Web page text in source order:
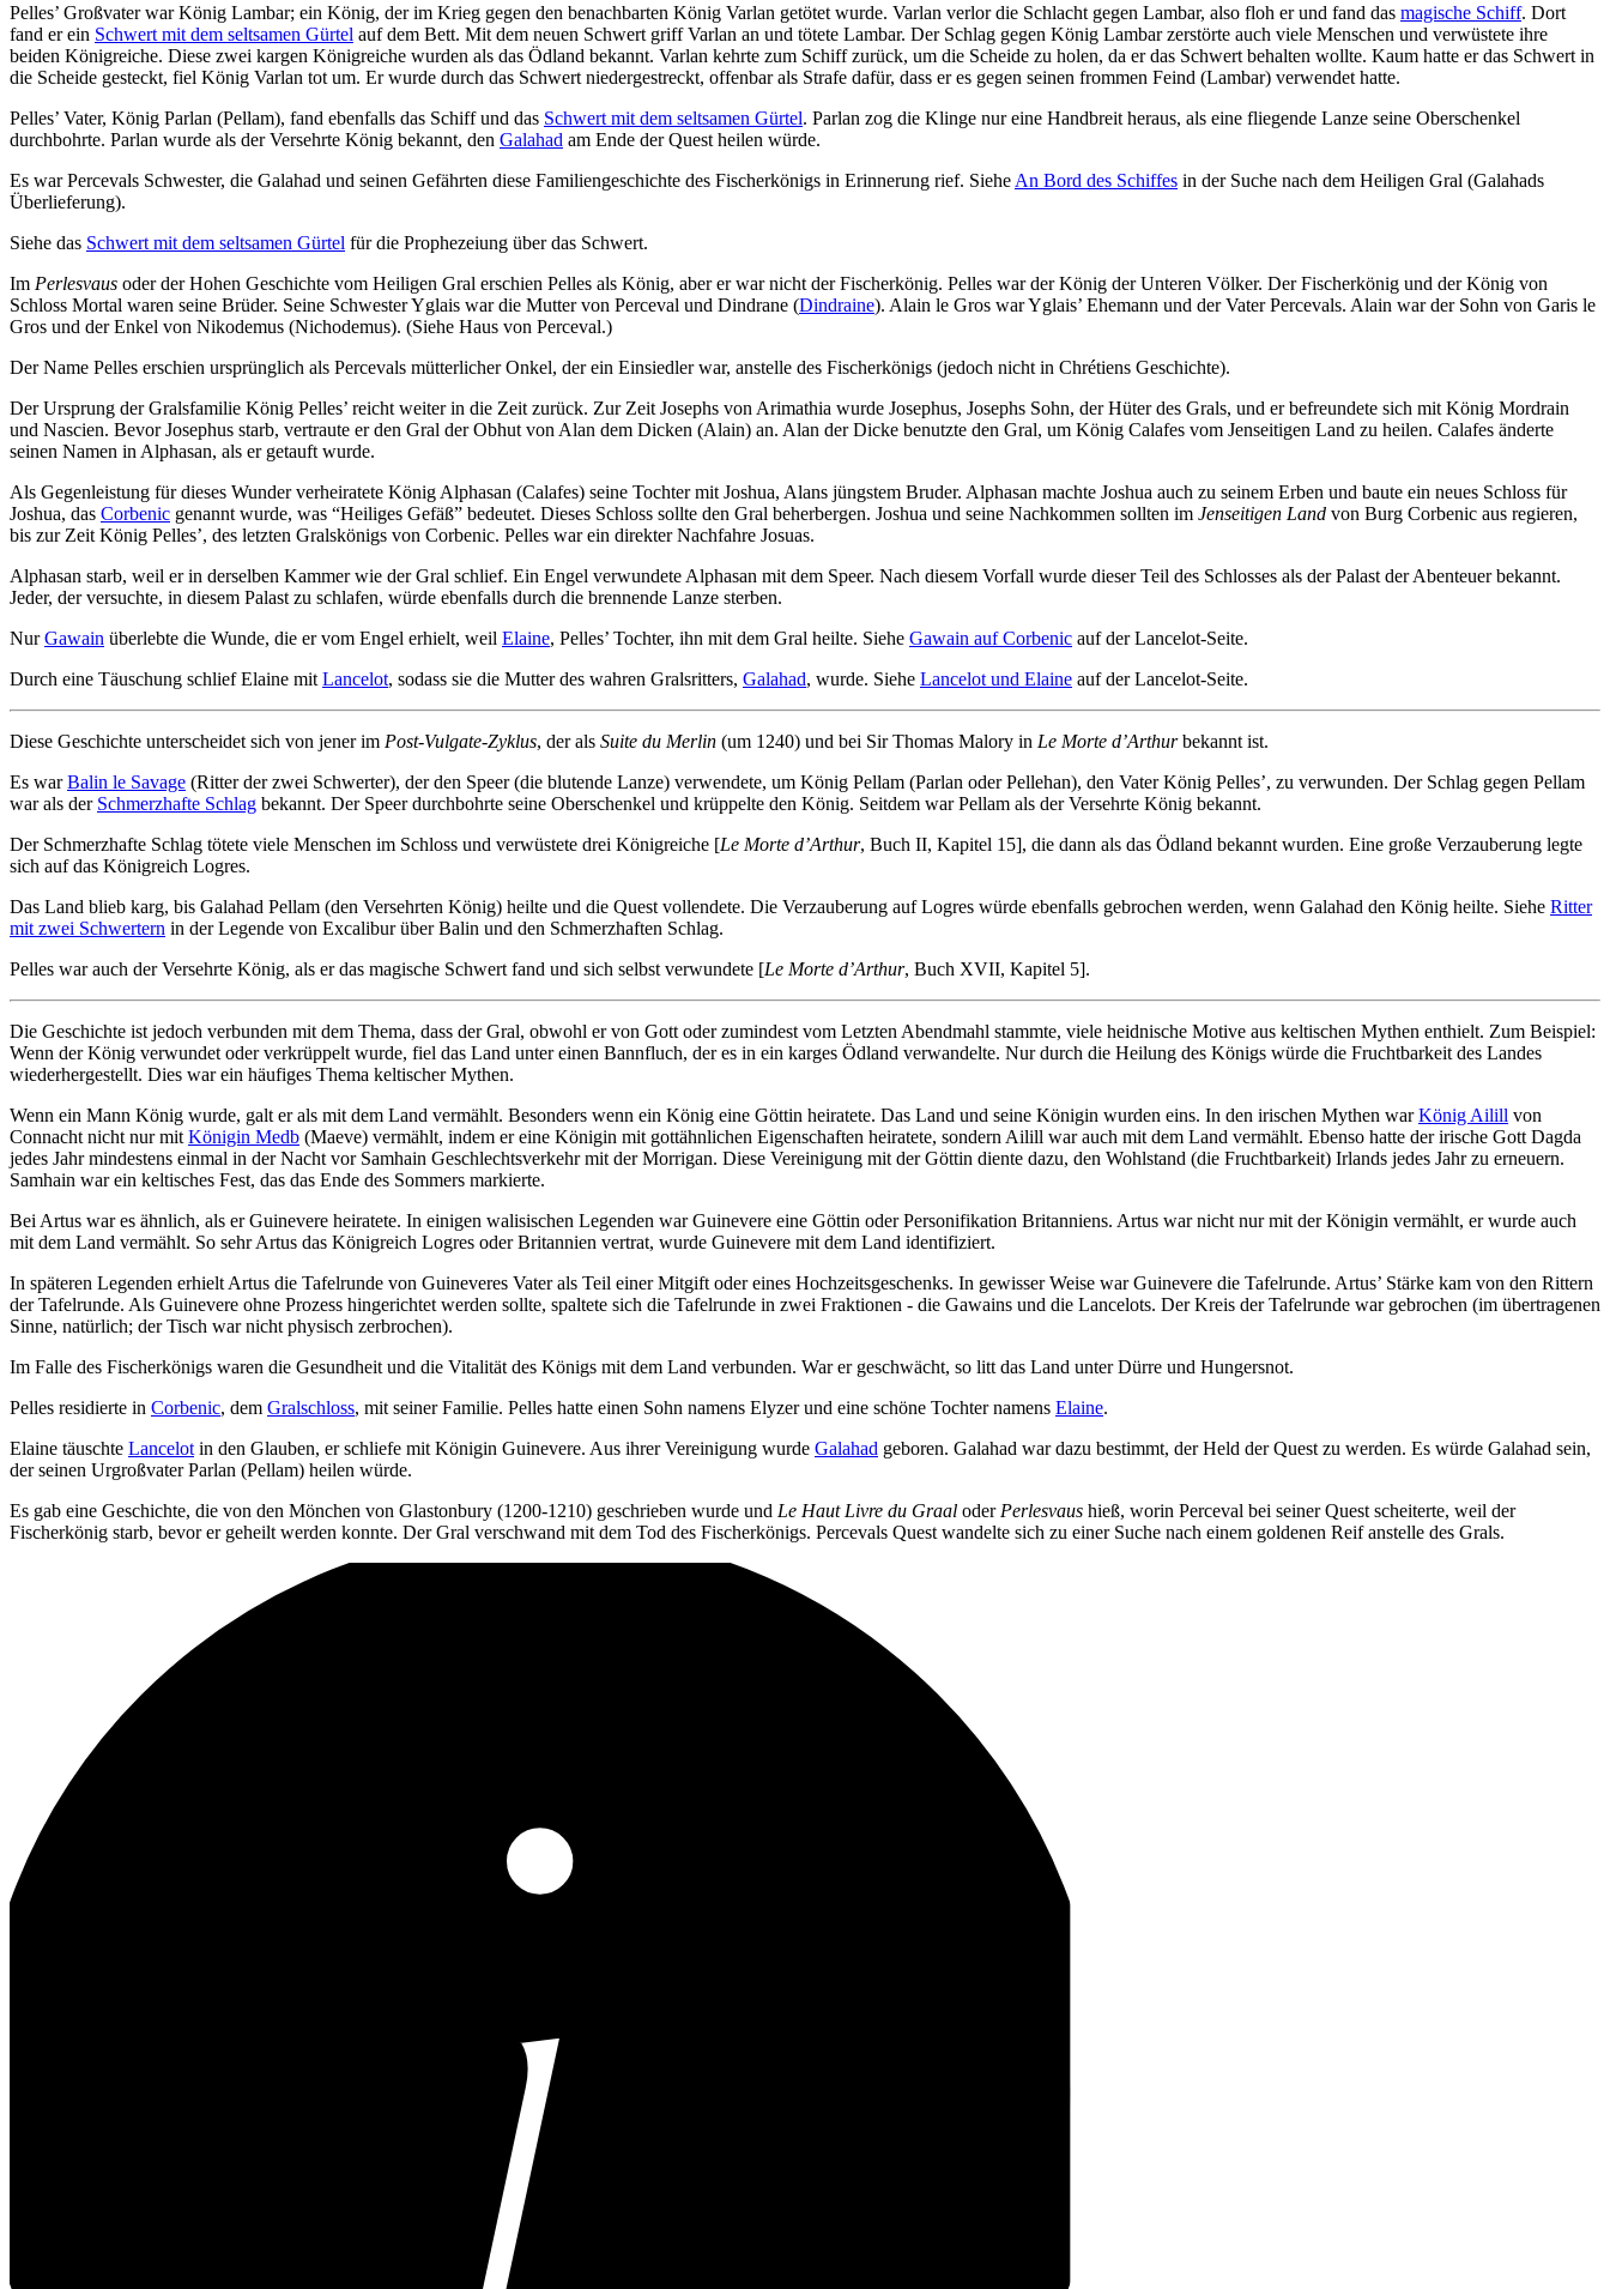
Pelles’ Großvater war König Lambar; ein König, der im Krieg gegen den benachbarten König Varlan getötet wurde. Varlan verlor die Schlacht gegen Lambar, also floh er und fand das magische Schiff. Dort
fand er ein Schwert mit dem seltsamen Gürtel auf dem Bett. Mit dem neuen Schwert griff Varlan an und tötete Lambar. Der Schlag gegen König Lambar zerstörte auch viele Menschen und verwüstete ihre
beiden Königreiche. Diese zwei kargen Königreiche wurden als das Ödland bekannt. Varlan kehrte zum Schiff zurück, um die Scheide zu holen, da er das Schwert behalten wollte. Kaum hatte er das Schwert in
die Scheide gesteckt, fiel König Varlan tot um. Er wurde durch das Schwert niedergestreckt, offenbar als Strafe dafür, dass er es gegen seinen frommen Feind (Lambar) verwendet hatte.
Pelles’ Vater, König Parlan (Pellam), fand ebenfalls das Schiff und das Schwert mit dem seltsamen Gürtel. Parlan zog die Klinge nur eine Handbreit heraus, als eine fliegende Lanze seine Oberschenkel
durchbohrte. Parlan wurde als der Versehrte König bekannt, den Galahad am Ende der Quest heilen würde.
Es war Percevals Schwester, die Galahad und seinen Gefährten diese Familiengeschichte des Fischerkönigs in Erinnerung rief. Siehe An Bord des Schiffes in der Suche nach dem Heiligen Gral (Galahads
Überlieferung).
Siehe das Schwert mit dem seltsamen Gürtel für die Prophezeiung über das Schwert.
Im Perlesvaus oder der Hohen Geschichte vom Heiligen Gral erschien Pelles als König, aber er war nicht der Fischerkönig. Pelles war der König der Unteren Völker. Der Fischerkönig und der König von
Schloss Mortal waren seine Brüder. Seine Schwester Yglais war die Mutter von Perceval und Dindrane (Dindraine). Alain le Gros war Yglais’ Ehemann und der Vater Percevals. Alain war der Sohn von Garis le
Gros und der Enkel von Nikodemus (Nichodemus). (Siehe Haus von Perceval.)
Der Name Pelles erschien ursprünglich als Percevals mütterlicher Onkel, der ein Einsiedler war, anstelle des Fischerkönigs (jedoch nicht in Chrétiens Geschichte).
Der Ursprung der Gralsfamilie König Pelles’ reicht weiter in die Zeit zurück. Zur Zeit Josephs von Arimathia wurde Josephus, Josephs Sohn, der Hüter des Grals, und er befreundete sich mit König Mordrain
und Nascien. Bevor Josephus starb, vertraute er den Gral der Obhut von Alan dem Dicken (Alain) an. Alan der Dicke benutzte den Gral, um König Calafes vom Jenseitigen Land zu heilen. Calafes änderte
seinen Namen in Alphasan, als er getauft wurde.
Als Gegenleistung für dieses Wunder verheiratete König Alphasan (Calafes) seine Tochter mit Joshua, Alans jüngstem Bruder. Alphasan machte Joshua auch zu seinem Erben und baute ein neues Schloss für
Joshua, das Corbenic genannt wurde, was “Heiliges Gefäß” bedeutet. Dieses Schloss sollte den Gral beherbergen. Joshua und seine Nachkommen sollten im Jenseitigen Land von Burg Corbenic aus regieren,
bis zur Zeit König Pelles’, des letzten Gralskönigs von Corbenic. Pelles war ein direkter Nachfahre Josuas.
Alphasan starb, weil er in derselben Kammer wie der Gral schlief. Ein Engel verwundete Alphasan mit dem Speer. Nach diesem Vorfall wurde dieser Teil des Schlosses als der Palast der Abenteuer bekannt.
Jeder, der versuchte, in diesem Palast zu schlafen, würde ebenfalls durch die brennende Lanze sterben.
NurGawain überlebte die Wunde, die er vom Engel erhielt, weil Elaine, Pelles’ Tochter, ihn mit dem Gral heilte. Siehe Gawain auf Corbenic auf der Lancelot-Seite.
Durch eine Täuschung schlief Elaine mit Lancelot, sodass sie die Mutter des wahren Gralsritters, Galahad, wurde. Siehe Lancelot und Elaine auf der Lancelot-Seite.
Diese Geschichte unterscheidet sich von jener im Post-Vulgate-Zyklus, der als Suite du Merlin (um 1240) und bei Sir Thomas Malory in Le Morte d’Arthurbekannt ist.
Es warBalin le Savage (Ritter der zwei Schwerter), der den Speer (die blutende Lanze) verwendete, um König Pellam (Parlan oder Pellehan), den Vater König Pelles’, zu verwunden. Der Schlag gegen Pellam
war als der Schmerzhafte Schlag bekannt. Der Speer durchbohrte seine Oberschenkel und krüppelte den König. Seitdem war Pellam als der Versehrte König bekannt.
Der Schmerzhafte Schlag tötete viele Menschen im Schloss und verwüstete drei Königreiche [Le Morte d’Arthur, Buch II, Kapitel 15], die dann als das Ödland bekannt wurden. Eine große Verzauberung legte
sich auf das Königreich Logres.
Das Land blieb karg, bis Galahad Pellam (den Versehrten König) heilte und die Quest vollendete. Die Verzauberung auf Logres würde ebenfalls gebrochen werden, wenn Galahad den König heilte. Siehe Ritter
mit zwei Schwertern in der Legende von Excalibur über Balin und den Schmerzhaften Schlag.
Pelles war auch der Versehrte König, als er das magische Schwert fand und sich selbst verwundete [Le Morte d’Arthur, Buch XVII, Kapitel 5].
Die Geschichte ist jedoch verbunden mit dem Thema, dass der Gral, obwohl er von Gott oder zumindest vom Letzten Abendmahl stammte, viele heidnische Motive aus keltischen Mythen enthielt. Zum Beispiel:
Wenn der König verwundet oder verkrüppelt wurde, fiel das Land unter einen Bannfluch, der es in ein karges Ödland verwandelte. Nur durch die Heilung des Königs würde die Fruchtbarkeit des Landes
wiederhergestellt. Dies war ein häufiges Thema keltischer Mythen.
Wenn ein Mann König wurde, galt er als mit dem Land vermählt. Besonders wenn ein König eine Göttin heiratete. Das Land und seine Königin wurden eins. In den irischen Mythen warKönig Ailill von
Connacht nicht nur mit Königin Medb (Maeve) vermählt, indem er eine Königin mit gottähnlichen Eigenschaften heiratete, sondern Ailill war auch mit dem Land vermählt. Ebenso hatte der irische Gott Dagda
jedes Jahr mindestens einmal in der Nacht vor Samhain Geschlechtsverkehr mit der Morrigan. Diese Vereinigung mit der Göttin diente dazu, den Wohlstand (die Fruchtbarkeit) Irlands jedes Jahr zu erneuern.
Samhain war ein keltisches Fest, das das Ende des Sommers markierte.
Bei Artus war es ähnlich, als er Guinevere heiratete. In einigen walisischen Legenden war Guinevere eine Göttin oder Personifikation Britanniens. Artus war nicht nur mit der Königin vermählt, er wurde auch
mit dem Land vermählt. So sehr Artus das Königreich Logres oder Britannien vertrat, wurde Guinevere mit dem Land identifiziert.
In späteren Legenden erhielt Artus die Tafelrunde von Guineveres Vater als Teil einer Mitgift oder eines Hochzeitsgeschenks. In gewisser Weise war Guinevere die Tafelrunde. Artus’ Stärke kam von den Rittern
der Tafelrunde. Als Guinevere ohne Prozess hingerichtet werden sollte, spaltete sich die Tafelrunde in zwei Fraktionen - die Gawains und die Lancelots. Der Kreis der Tafelrunde war gebrochen (im übertragenen
Sinne, natürlich; der Tisch war nicht physisch zerbrochen).
Im Falle des Fischerkönigs waren die Gesundheit und die Vitalität des Königs mit dem Land verbunden. War er geschwächt, so litt das Land unter Dürre und Hungersnot.
Pelles residierte in Corbenic, dem Gralschloss, mit seiner Familie. Pelles hatte einen Sohn namens Elyzer und eine schöne Tochter namens Elaine.
Elaine täuschte Lancelot in den Glauben, er schliefe mit Königin Guinevere. Aus ihrer Vereinigung wurde Galahad geboren. Galahad war dazu bestimmt, der Held der Quest zu werden. Es würde Galahad sein,
der seinen Urgroßvater Parlan (Pellam) heilen würde.
Es gab eine Geschichte, die von den Mönchen von Glastonbury (1200-1210) geschrieben wurde und Le Haut Livre du Graal oder Perlesvaus hieß, worin Perceval bei seiner Quest scheiterte, weil der
Fischerkönig starb, bevor er geheilt werden konnte. Der Gral verschwand mit dem Tod des Fischerkönigs. Percevals Quest wandelte sich zu einer Suche nach einem goldenen Reif anstelle des Grals.